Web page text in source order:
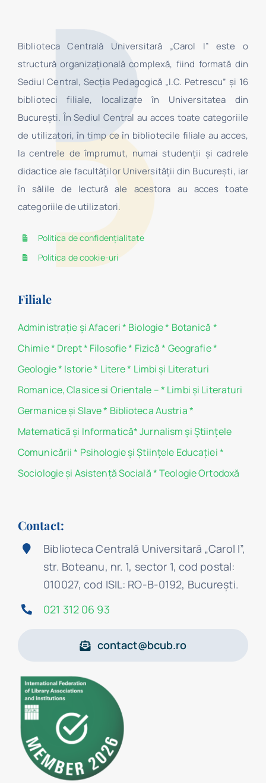
Biblioteca Centrală Universitară „Carol I” este o
structură organizaţională complexă, fiind formată din
Sediul Central, Secţia Pedagogică „I.C. Petrescu” şi 16
biblioteci filiale, localizate în Universitatea din
Bucureşti. În Sediul Central au acces toate categoriile
de utilizatori, în timp ce în bibliotecile filiale au acces,
la centrele de împrumut, numai studenţii şi cadrele
didactice ale facultăților Universității din București, iar
în sălile de lectură ale acestora au acces toate
categoriile de utilizatori.
Politica de confidențialitate
Politica de cookie-uri
Filiale
Administraţie şi Afaceri* Biologie* Botanică *
Chimie* Drept* Filosofie* Fizică * Geografie*
Geologie* Istorie* Litere* Limbi și Literaturi
Romanice, Clasice si Orientale –* Limbi și Literaturi
Germanice şi Slave* Biblioteca Austria*
Matematicã și Informatică*Jurnalism şi Ştiinţele
Comunicării * Psihologie şi Ştiinţele Educaţiei*
Sociologie şi Asistenţă Socială*Teologie Ortodoxă
Contact:
Biblioteca Centrală Universitară „Carol I”,
str. Boteanu, nr. 1, sector 1, cod postal:
010027, cod ISIL: RO-B-0192, Bucureşti.
021 312 06 93
contact@bcub.ro